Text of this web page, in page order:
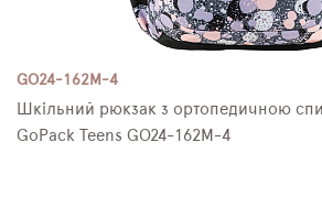
GO24-162M-4
Шкільний рюкзак з ортопедичною спинкою для дівчинки
GoPack Teens GO24-162M-4